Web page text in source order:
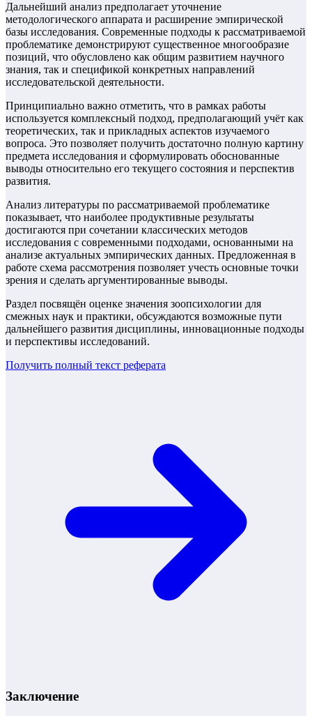
Дальнейший анализ предполагает уточнение
методологического аппарата и расширение эмпирической
базы исследования. Современные подходы к рассматриваемой
проблематике демонстрируют существенное многообразие
позиций, что обусловлено как общим развитием научного
знания, так и спецификой конкретных направлений
исследовательской деятельности.
Принципиально важно отметить, что в рамках работы
используется комплексный подход, предполагающий учёт как
теоретических, так и прикладных аспектов изучаемого
вопроса. Это позволяет получить достаточно полную картину
предмета исследования и сформулировать обоснованные
выводы относительно его текущего состояния и перспектив
развития.
Анализ литературы по рассматриваемой проблематике
показывает, что наиболее продуктивные результаты
достигаются при сочетании классических методов
исследования с современными подходами, основанными на
анализе актуальных эмпирических данных. Предложенная в
работе схема рассмотрения позволяет учесть основные точки
зрения и сделать аргументированные выводы.
Раздел посвящён оценке значения зоопсихологии для
смежных наук и практики, обсуждаются возможные пути
дальнейшего развития дисциплины, инновационные подходы
и перспективы исследований.
Получить полный текст реферата
Заключение